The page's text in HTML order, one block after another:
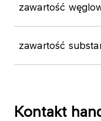
​zawartość
​zawartość
Kontakt